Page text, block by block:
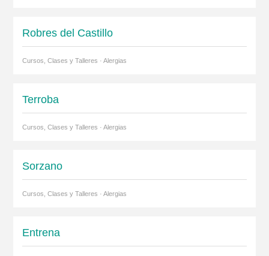
Robres del Castillo
Cursos, Clases y Talleres · Alergias
Terroba
Cursos, Clases y Talleres · Alergias
Sorzano
Cursos, Clases y Talleres · Alergias
Entrena